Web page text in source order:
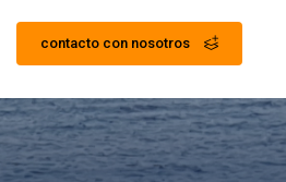
contacto con nosotros